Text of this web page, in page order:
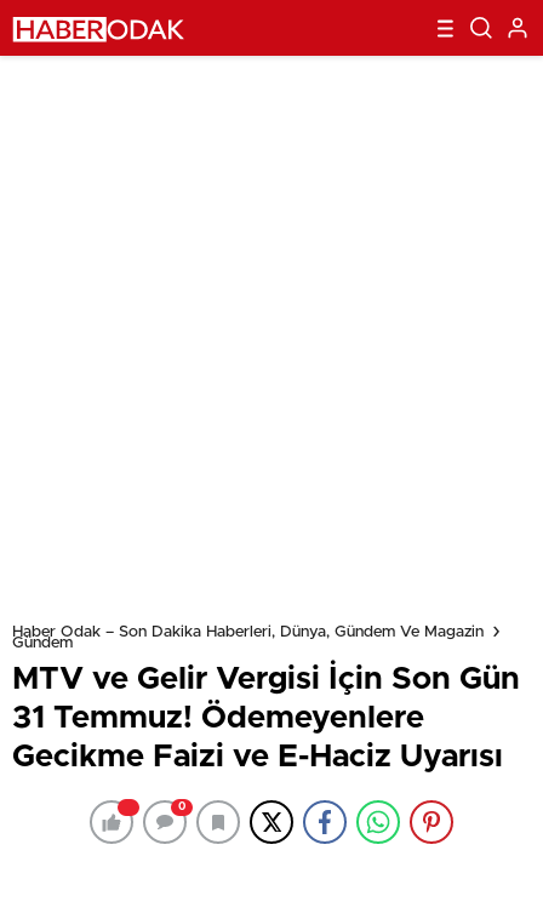
Haber Odak – Son Dakika Haberleri, Dünya, Gündem Ve Magazin
Gündem
MTV ve Gelir Vergisi İçin Son Gün
31 Temmuz! Ödemeyenlere
Gecikme Faizi ve E-Haciz Uyarısı
0